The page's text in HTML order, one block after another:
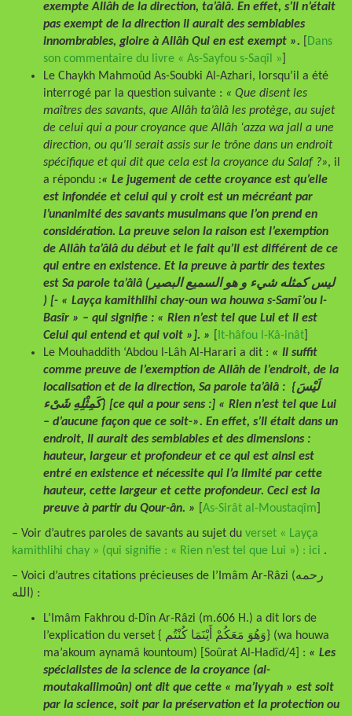
exempte Allâh de la direction, ta’âlâ. En effet, s’Il n’était
pas exempt de la direction Il aurait des semblables
innombrables, gloire à Allâh Qui en est exempt ».
Dans
son commentaire du livre « As-Sayfou s-Saqîl »
Le Chaykh Mahmoûd As-Soubki Al-Azhari, lorsqu’il a été
interrogé par la question suivante : « Que disent les
maîtres des savants, que Allâh ta’âlâ les protège, au sujet
de celui qui a pour croyance que Allâh ‘azza wa jall a une
direction, ou qu’Il serait assis sur le trône dans un endroit
spécifique et qui dit que cela est la croyance du Salaf ?», il
a répondu :« Le jugement de cette croyance est qu’elle
est infondée et celui qui y croit est un mécréant par
l’unanimité des savants musulmans que l’on prend en
considération. La preuve selon la raison est l’exemption
de Allâh ta’âlâ du début et le fait qu’Il est différent de ce
qui entre en existence. Et la preuve à partir des textes
est Sa parole ta’âlâ (ليس كمثله شيء و هو السميع البصير
) [- « Layça kamithlihi chay-oun wa houwa s-Samî’ou l-
Basîr » – qui signifie : « Rien n’est tel que Lui et Il est
Celui qui entend et qui voit »]. »
It-hâfou l-Kâ-inât
Le Mouhaddith ‘Abdou l-Lâh Al-Harari a dit : « Il suffit
comme preuve de l’exemption de Allâh de l’endroit, de la
localisation et de la direction, Sa parole ta’âlâ : {لَيْسَ
كَمِثْلِهِ شَىْء} [ce qui a pour sens :] « Rien n’est tel que Lui
– d’aucune façon que ce soit-». En effet, s’Il était dans un
endroit, Il aurait des semblables et des dimensions :
hauteur, largeur et profondeur et ce qui est ainsi est
entré en existence et nécessite qui l’a limité par cette
hauteur, cette largeur et cette profondeur. Ceci est la
preuve à partir du Qour-ân. »
As-Sirât al-Moustaqîm
– Voir d’autres paroles de savants au sujet du verset « Layça
kamithlihi chay » (qui signifie : « Rien n’est tel que Lui ») : ici .
– Voici d’autres citations précieuses de l’Imâm Ar-Râzi (رحمه
الله) :
L’Imâm Fakhrou d-Dîn Ar-Râzi (m.606 H.) a dit lors de
l’explication du verset { وَهُوَ مَعَكُمْ أَيْنَمَا كُنْتُم} (wa houwa
ma’akoum aynamâ kountoum) [Soûrat Al-Hadîd/4] : « Les
spécialistes de la science de la croyance (al-
moutakallimoûn) ont dit que cette « ma’iyyah » est soit
par la science, soit par la préservation et la protection ou